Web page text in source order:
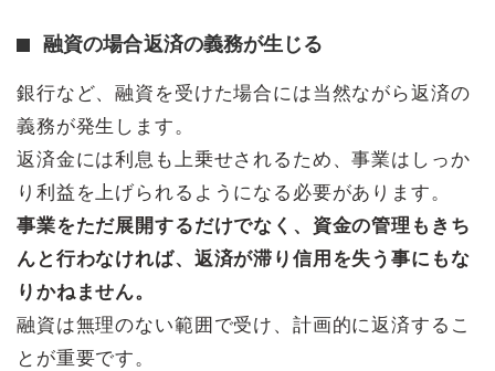
融資の場合返済の義務が生じる
銀行など、融資を受けた場合には当然ながら返済の
義務が発生します。
返済金には利息も上乗せされるため、事業はしっか
り利益を上げられるようになる必要があります。
事業をただ展開するだけでなく、資金の管理もきち
んと行わなければ、返済が滞り信用を失う事にもな
りかねません。
融資は無理のない範囲で受け、計画的に返済するこ
とが重要です。